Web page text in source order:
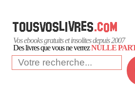
Vos ebooks gratuits et insolites depuis 2007
Des livres que vous ne verrezNULLE